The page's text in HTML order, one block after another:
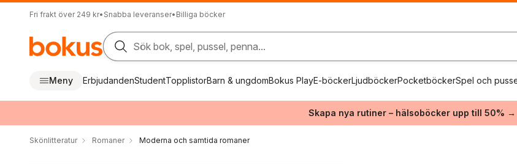
Fri frakt över 249 kr• Snabba leveranser• Billiga böcker
Sök bok, spel, pussel, penna...
Meny ErbjudandenStudentTopplistorBarn & ungdomBokus PlayE-böckerLjudböckerPocketböckerSpel och
Skapa nya rutiner – hälsoböcker upp till 50% →
Skönlitteratur Romaner Moderna och samtida romaner